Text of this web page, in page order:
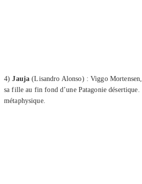
4)Jauja (Lisandro Alonso) : Viggo
sa fille au fin fond d’une Patagonie
métaphysique.